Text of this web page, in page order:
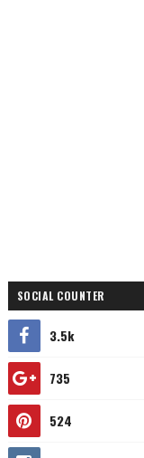
SOCIAL COUNTER
3.5k
735
524